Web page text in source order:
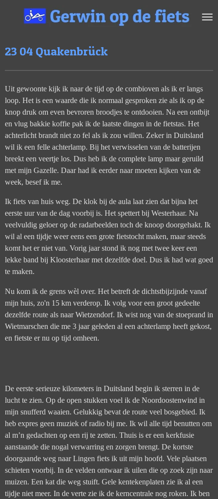
direct
hoofdinhoud
23 04 Quakenbrück
Uit gewoonte kijk ik naar de tijd op de combioven als ik er langs
loop. Het is een waarde die ik normaal gesproken zie als ik op de
knop druk om even bevroren broodjes te ontdooien. Na een ontbijt
en vlug bakkie koffie pak ik de laatste dingen in de fietstas. Het
achterlicht brandt niet zo fel als ik zou willen. Zeker in Duitsland
wil ik een felle achterlamp. Bij het verwisselen van de batterijen
breekt een veertje los. Dus heb ik de complete lamp maar geruild
met mijn Gazelle. Daar had ik eerder naar moeten kijken van de
week, besef ik me.
Ik fiets van huis weg. De klok bij de aula laat zien dat bijna het
eerste uur van de dag voorbij is. Het spettert bij Westerhaar. Na
veelvuldig geloer op de radarbeelden toch de knoop doorgehakt. Ik
wil al een tijdje weer eens een grote fietstocht maken, maar steeds
komt het er niet van. Vorig jaar stond ik nog met twee keer een
lekke band bij Kloosterhaar met dezelfde doel. Dus ik had wat goed
te maken.
Nu kom ik de grens wèl over. Het betreft de dichtstbijzijnde vanaf
mijn huis, zo'n 15 km verderop. Ik volg voor een groot gedeelte
dezelfde route als naar Wietzendorf. Ik wist nog van de stoeprand in
Wietmarschen die me 3 jaar geleden al een achterlamp heeft gekost,
en fietste er nu op tijd omheen.
De eerste serieuze kilometers in Duitsland begin ik sterren in de
lucht te zien. Op de open stukken voel ik de Noordoostenwind in
mijn snufferd waaien. Gelukkig bevat de route veel bosgebied. Ik
heb expres geen muziek of radio bij me. Ik wil alle tijd benutten om
al m’n gedachten op een rij te zetten. Thuis is er een kerkfusie
aanstaande die nogal verwarring en zorgen brengt. De kortste
doorgaande weg naar Lingen fiets ik uit mijn hoofd. Vele plaatsen
schieten voorbij. In de velden ontwaar ik uilen die op zoek zijn naar
muizen. Een kat die weg stuift. Gele kentekenplaten zie ik al een
tijdje niet meer. In de verte zie ik de kerncentrale nog roken. Ik ben